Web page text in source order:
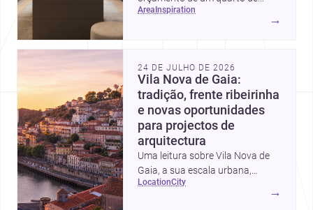
vestir em Portugal, com
escondidas.
area inspiration
→
24 DE JULHO DE 2026
Vila Nova de Gaia:
tradição, frente ribeirinha
e novas oportunidades
para projectos de
arquitectura
Uma leitura sobre Vila Nova de
Gaia, a sua escala urbana,
património arquitectónico e
location city
→